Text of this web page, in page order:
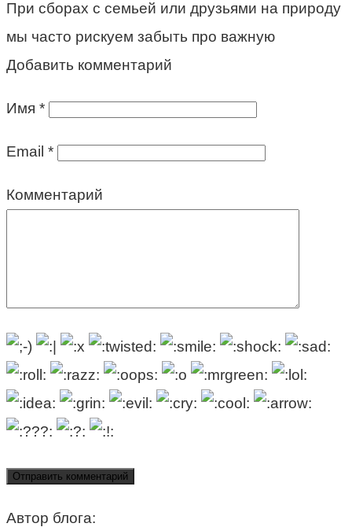
При сборах с семьей или друзьями на природу
мы часто рискуем забыть про важную
Добавить комментарий
Имя *
Email *
Комментарий
Автор блога: